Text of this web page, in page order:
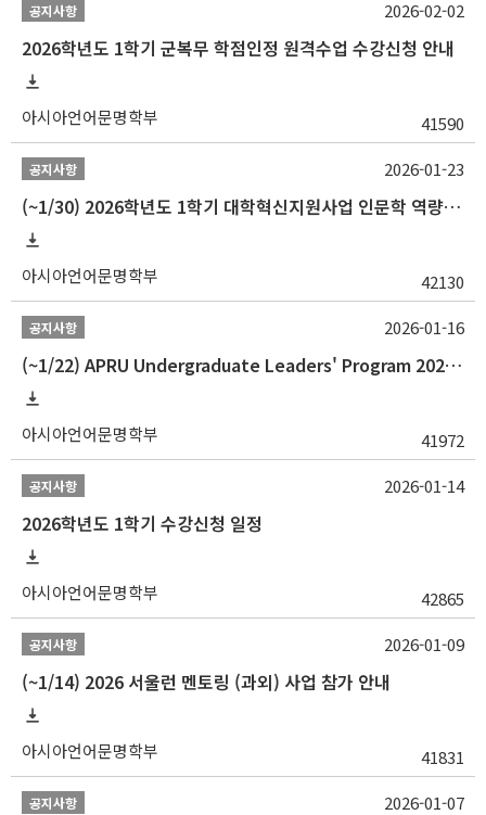
공지사항
2026학년도 1학기 군복무 학점인정 원격수업 수강신청 안내
아시아언어문명학부 41590
2026-02-02
공지사항
(~1/30) 2026학년도 1학기 대학혁신지원사업 인문학 역량강화 학업지원금 지원 선발 안내(학·석·박사)
아시아언어문명학부 42130
2026-01-23
공지사항
(~1/22) APRU Undergraduate Leaders' Program 2026 프로그램 참가자 모집
아시아언어문명학부 41972
2026-01-16
공지사항
2026학년도 1학기 수강신청 일정
아시아언어문명학부 42865
2026-01-14
공지사항
(~1/14) 2026 서울런 멘토링 (과외) 사업 참가 안내
아시아언어문명학부 41831
2026-01-09
공지사항 2026-01-07